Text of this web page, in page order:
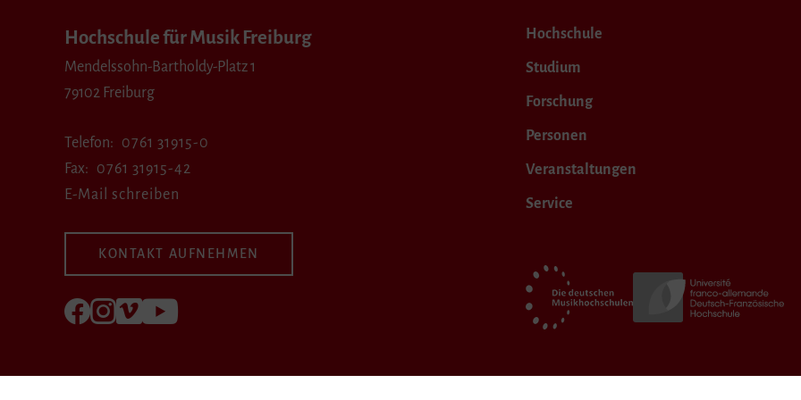
Hochschule für Musik Freiburg
Mendelssohn-Bartholdy-Platz 1
79102 Freiburg
Telefon
0761 31915-0
Fax
0761 31915-42
E-Mail schreiben
KONTAKT AUFNEHMEN
Folgen Sie uns auf Facebook
Folgen Sie uns auf Instagram
Besuchen Sie uns bei Vimeo
Hochschule
Studium
Forschung
Personen
Veranstaltungen
Service